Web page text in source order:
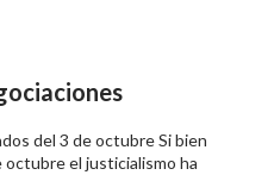
del 3 de octubre Si bien
octubre el justicialismo ha